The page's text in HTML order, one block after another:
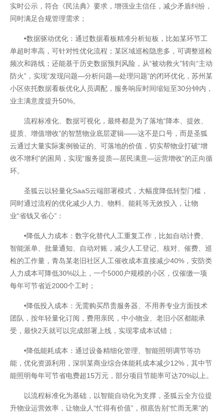
联系我们
实时公示，符合《民法典》要求，增强业主信任，减少矛盾纠纷，
同时满足合规管理需求；
•数据驱动优化：通过数据看板精准分析短板，比如某环节工
单超时率高，可针对性优化流程；某区域巡检隐患多，可调整巡检
频次和路线；还能基于历史数据预判风险，从“被动救火”转向“主动
防火”，实现“发现问题—分析问题—处理问题”的闭环优化，苏州某
小区依托数据看板优化人员调配，服务响应时间缩短至30分钟内，
业主满意度提升50%。
流程标准化、数据可视化，最终都是为了落地“降本、提效、
提质、增值增收”的智慧物业底层逻辑——这不是口号，而是圣狐
云通过大量实际案例验证的、可落地的价值，切实帮物业打破“增
收不增利”的困局，实现“服务提质—居民满意—运营增收”的正向循
环。
圣狐云以轻量化SaaS云端部署模式，大幅度降低转型门槛，
同时通过流程的优化减少人力、物料、能耗等无效投入，让物
业“省钱又省心”：
•降低人力成本：数字化替代人工重复工作，比如自动计费、
智能派单、批量通知、自动对账，减少人工登记、核对、催费、巡
检的工作量，青岛某老旧社区人工催收成本直接减少40%，安防类
人力成本可降低30%以上，一个5000户规模的小区，仅催缴一项
每年可节省近2000个工时；
•降低投入成本：无需购买昂贵服务器、不用养专业方面技术
团队，按年轻量化订阅，费用亲民，中小物业、老旧小区都能承
受，最快2天就可以完成部署上线，实现零成本试错；
•降低能耗成本：通过设备精细化管理、智能照明调节等功
能，优化资源利用，深圳某商业综合体能耗成本减少12%，其中节
能照明每年可节省电费超15万元，部分项目节能率可达70%以上。
以流程标准化为基础，以智能自动化为支撑，圣狐云全方位提
升物业运营效率，让物业人“忙得有价值”，彻底告别“忙而无果”的